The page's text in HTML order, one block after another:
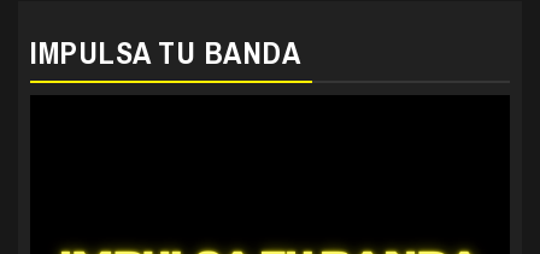
IMPULSA TU BANDA